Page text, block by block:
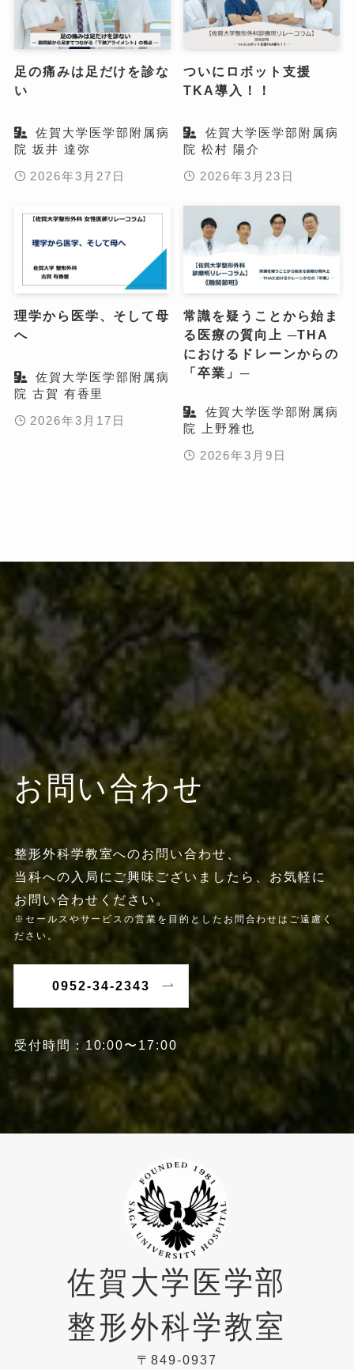
足の痛みは足だけを診な
い
佐賀大学医学部附属病
院 坂井 達弥
2026年3月27日
ついにロボット支援
TKA導入！！
佐賀大学医学部附属病
院 松村 陽介
2026年3月23日
理学から医学、そして母
へ
佐賀大学医学部附属病
院 古賀 有香里
2026年3月17日
常識を疑うことから始ま
る医療の質向上 ─THA
におけるドレーンからの
「卒業」─
佐賀大学医学部附属病
院 上野雅也
2026年3月9日
お問い合わせ
整形外科学教室へのお問い合わせ、
当科への入局にご興味ございましたら、お気軽に
お問い合わせください。
※セールスやサービスの営業を目的としたお問合わせはご遠慮く
ださい。
0952-34-2343
受付時間：10:00〜17:00
佐賀大学医学部
整形外科学教室
〒849-0937